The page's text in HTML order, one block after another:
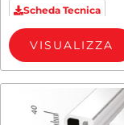
Scheda Tecnica
VISUALIZZA